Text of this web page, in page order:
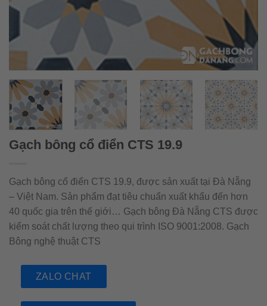
Gạch bông cổ điển CTS 19.9
Gạch bông cổ điển CTS 19.9, được sản xuất tại Đà Nẵng
– Việt Nam. Sản phẩm đạt tiêu chuẩn xuất khẩu đến hơn
40 quốc gia trên thế giới… Gạch bông Đà Nẵng CTS được
kiểm soát chất lượng theo qui trình ISO 9001:2008. Gạch
Bông nghệ thuật CTS
ZALO CHAT